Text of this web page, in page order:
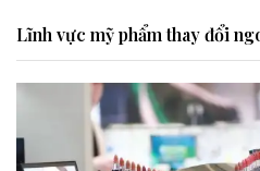
Lĩnh vực mỹ phẩm thay đổi